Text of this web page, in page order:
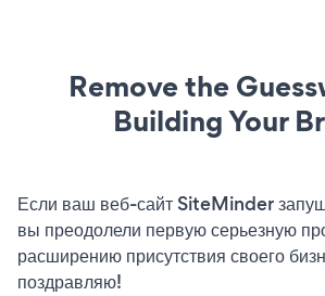
Remove the
Building Your
Если ваш веб-сайт SiteMinder
вы преодолели первую серьезную
расширению присутствия своего
поздравляю!